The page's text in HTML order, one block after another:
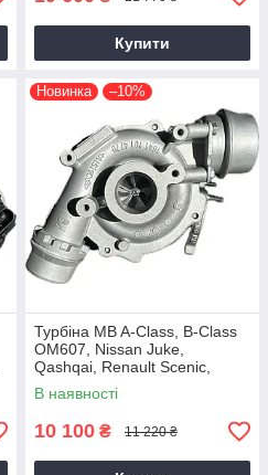
Купити
Новинка –10%
Турбіна MB A-Class, B-Class
OM607, Nissan Juke,
Qashqai, Renault Scenic,
Kadjar, Megane K9K, 1.5 dCi,
2014+
В наявності
10 100 ₴ 11 220 ₴